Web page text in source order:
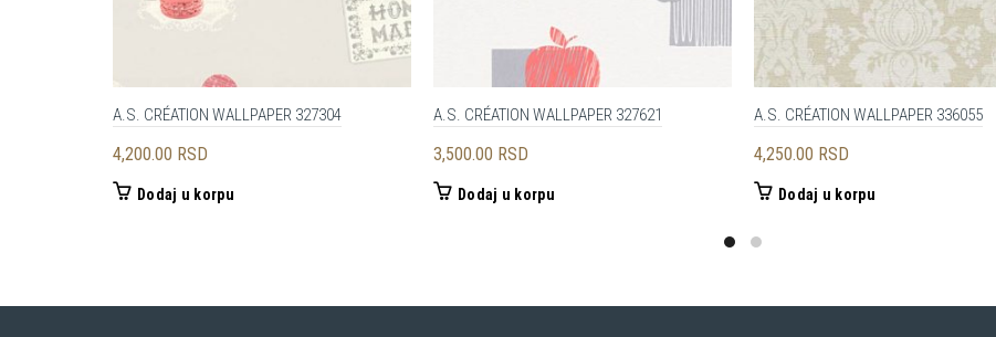
A.S. CRÉATION WALLPAPER 327304
4,200.00 RSD
Dodaj u korpu
A.S. CRÉATION WALLPAPER 327621
3,500.00 RSD
Dodaj u korpu
A.S. CRÉATION WALLPAPER 336055
4,250.00 RSD
Dodaj u korpu